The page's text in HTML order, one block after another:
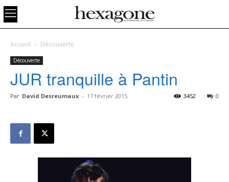
Accueil Découverte
Découverte
JUR tranquille à Pantin
Par David Desreumaux - 17 février 2015 0
3452